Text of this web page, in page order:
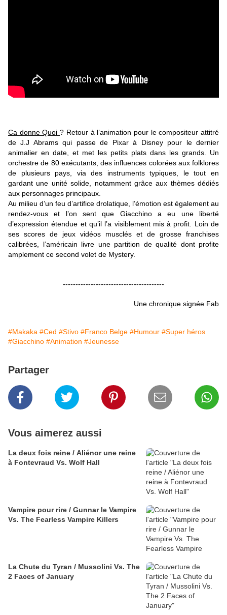
Ca donne Quoi? Retour à l’animation pour le compositeur attitré
de J.J Abrams qui passe de Pixar à Disney pour le dernier
animalier en date, et met les petits plats dans les grands. Un
orchestre de 80 exécutants, des influences colorées aux folklores
de plusieurs pays, via des instruments typiques, le tout en
gardant une unité solide, notamment grâce aux thèmes dédiés
aux personnages principaux.
Au milieu d’un feu d’artifice drolatique, l’émotion est également au
rendez-vous et l’on sent que Giacchino a eu une liberté
d’expression étendue et qu’il l’a visiblement mis à profit. Loin de
ses scores de jeux vidéos musclés et de grosse franchises
calibrées, l’américain livre une partition de qualité dont profite
amplement ce second volet de Mystery.
----------------------------------------
Une chronique signée Fab
#Makaka #Ced #Stivo #Franco Belge #Humour #Super héros
#Giacchino #Animation #Jeunesse
Partager
Vous aimerez aussi
La deux fois reine / Aliénor une reine
à Fontevraud Vs. Wolf Hall
Vampire pour rire / Gunnar le Vampire
Vs. The Fearless Vampire Killers
La Chute du Tyran / Mussolini Vs. The
2 Faces of January